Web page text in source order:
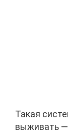
Такая
выживать —